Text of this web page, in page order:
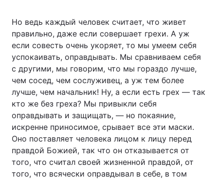
Но ведь каждый человек считает, что живет
правильно, даже если совершает грехи. А уж
если совесть очень укоряет, то мы умеем себя
успокаивать, оправдывать. Мы сравниваем себя
с другими, мы говорим, что мы гораздо лучше,
чем сосед, чем сослуживец, а уж тем более
лучше, чем начальник! Ну, а если есть грех — так
кто же без греха? Мы привыкли себя
оправдывать и защищать, — но покаяние,
искренне приносимое, срывает все эти маски.
Оно поставляет человека лицом к лицу перед
правдой Божией, так что он отказывается от
того, что считал своей жизненной правдой, от
того, что всячески оправдывал в себе, в том